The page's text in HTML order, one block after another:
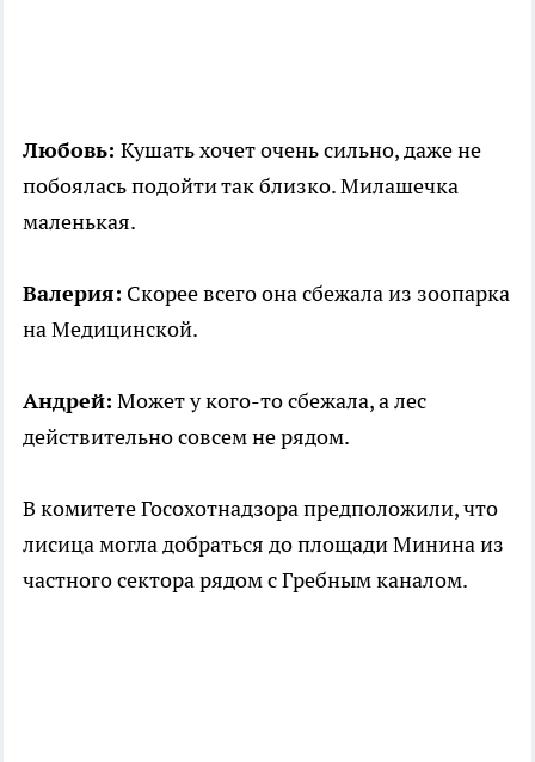
Любовь: Кушать хочет очень сильно, даже не
побоялась подойти так близко. Милашечка
маленькая.
Валерия: Скорее всего она сбежала из зоопарка
на Медицинской.
Андрей: Может у кого-то сбежала, а лес
действительно совсем не рядом.
В комитете Госохотнадзора предположили, что
лисица могла добраться до площади Минина из
частного сектора рядом с Гребным каналом.